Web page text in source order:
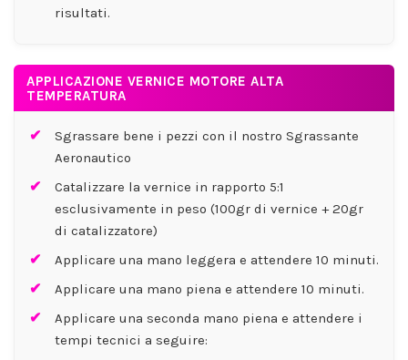
risultati.
APPLICAZIONE VERNICE MOTORE ALTA
TEMPERATURA
Sgrassare bene i pezzi con il nostro Sgrassante
Aeronautico
Catalizzare la vernice in rapporto 5:1
esclusivamente in peso (100gr di vernice + 20gr
di catalizzatore)
Applicare una mano leggera e attendere 10 minuti.
Applicare una mano piena e attendere 10 minuti.
Applicare una seconda mano piena e attendere i
tempi tecnici a seguire: